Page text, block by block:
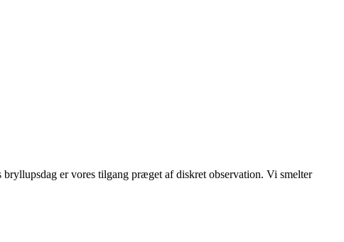
er vores tilgang præget af diskret observation. Vi smelter